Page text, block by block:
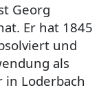
Georg
Er hat 1845
und
als
Loderbach